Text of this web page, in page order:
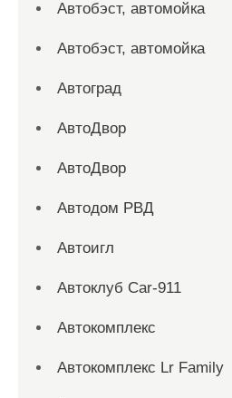
Автобэст, автомойка
Автобэст, автомойка
Автоград
АвтоДвор
АвтоДвор
Автодом РВД
Автоигл
Автоклуб Car-911
Автокомплекс
Автокомплекс Lr Family